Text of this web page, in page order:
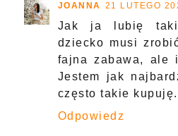
JOANNA 21 LUTEGO
Jak ja lubię
dziecko musi
fajna zabawa, ale
Jestem jak
często takie kupuję.
Odpowiedz